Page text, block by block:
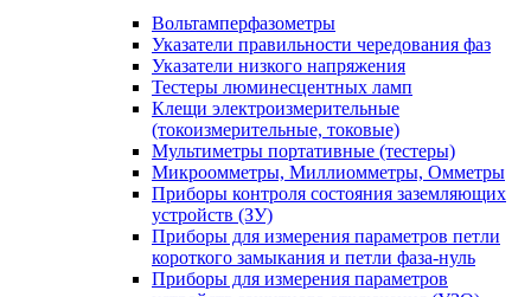
Вольтамперфазометры
Указатели правильности чередования фаз
Указатели низкого напряжения
Тестеры люминесцентных ламп
Клещи электроизмерительные
(токоизмерительные, токовые)
Мультиметры портативные (тестеры)
Микроомметры, Миллиомметры, Омметры
Приборы контроля состояния заземляющих
устройств (ЗУ)
Приборы для измерения параметров петли
короткого замыкания и петли фаза-нуль
Приборы для измерения параметров